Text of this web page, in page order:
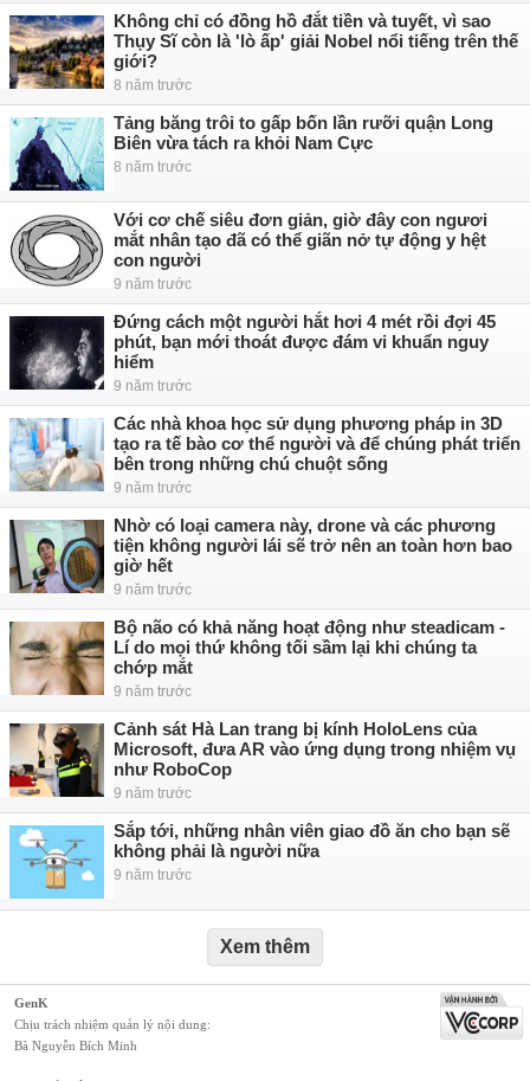
Không chỉ có đồng hồ đắt tiền và tuyết, vì sao
Thụy Sĩ còn là 'lò ấp' giải Nobel nổi tiếng trên thế
giới?
8 năm trước
Tảng băng trôi to gấp bốn lần rưỡi quận Long
Biên vừa tách ra khỏi Nam Cực
8 năm trước
Với cơ chế siêu đơn giản, giờ đây con ngươi
mắt nhân tạo đã có thể giãn nở tự động y hệt
con người
9 năm trước
Đứng cách một người hắt hơi 4 mét rồi đợi 45
phút, bạn mới thoát được đám vi khuẩn nguy
hiểm
9 năm trước
Các nhà khoa học sử dụng phương pháp in 3D
tạo ra tế bào cơ thể người và để chúng phát triển
bên trong những chú chuột sống
9 năm trước
Nhờ có loại camera này, drone và các phương
tiện không người lái sẽ trở nên an toàn hơn bao
giờ hết
9 năm trước
Bộ não có khả năng hoạt động như steadicam -
Lí do mọi thứ không tối sầm lại khi chúng ta
chớp mắt
9 năm trước
Cảnh sát Hà Lan trang bị kính HoloLens của
Microsoft, đưa AR vào ứng dụng trong nhiệm vụ
như RoboCop
9 năm trước
Sắp tới, những nhân viên giao đồ ăn cho bạn sẽ
không phải là người nữa
9 năm trước
Xem thêm
GenK
Chịu trách nhiệm quản lý nội dung:
Bà Nguyễn Bích Minh